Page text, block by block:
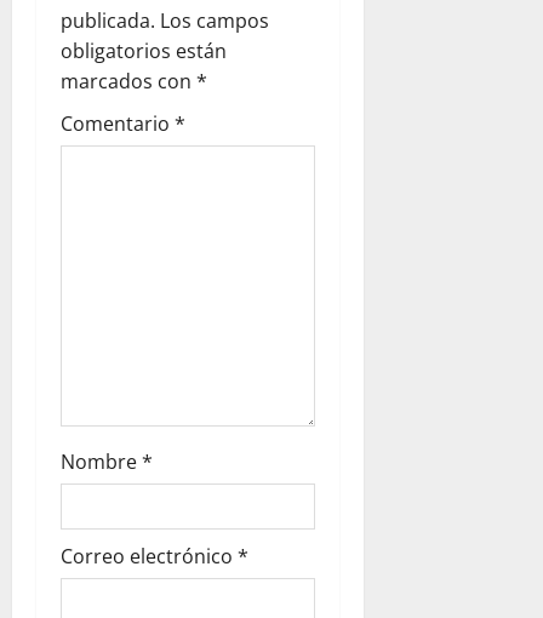
publicada. Los campos
obligatorios están
marcados con *
Comentario *
Nombre*
Correo electrónico *